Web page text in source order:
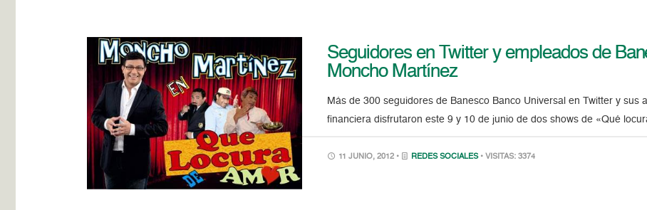
Seguidores en Twitter y empleados de
Moncho Martínez
Más de 300 seguidores de Banesco Banco Universal en Twitter y
financiera disfrutaron este 9 y 10 de junio de dos shows de «Qué
11 JUNIO, 2012 • REDES SOCIALES • VISITAS: 3374